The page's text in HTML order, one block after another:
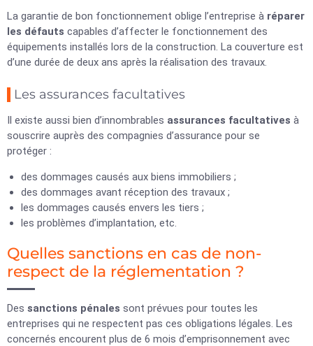
La garantie de bon fonctionnement oblige l’entreprise à réparer
les défauts capables d’affecter le fonctionnement des
équipements installés lors de la construction. La couverture est
d’une durée de deux ans après la réalisation des travaux.
Les assurances facultatives
Il existe aussi bien d’innombrables assurances facultatives à
souscrire auprès des compagnies d’assurance pour se
protéger :
des dommages causés aux biens immobiliers ;
des dommages avant réception des travaux ;
les dommages causés envers les tiers ;
les problèmes d’implantation, etc.
Quelles sanctions en cas de non-
respect de la réglementation ?
Des sanctions pénales sont prévues pour toutes les
entreprises qui ne respectent pas ces obligations légales. Les
concernés encourent plus de 6 mois d’emprisonnement avec